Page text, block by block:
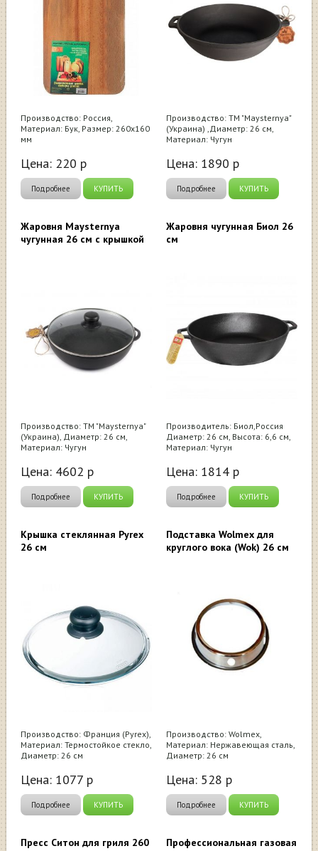
Производство: Россия,
Материал: Бук, Размер: 260х160
мм
Цена: 220 р
Подробнее КУПИТЬ
Производство: ТМ "Maysternya"
(Украина) ,Диаметр: 26 см,
Материал: Чугун
Цена: 1890 р
Подробнее КУПИТЬ
Жаровня Maysternya
чугунная 26 см с крышкой
Производство: ТМ "Maysternya"
(Украина), Диаметр: 26 см,
Материал: Чугун
Цена: 4602 р
Подробнее КУПИТЬ
Жаровня чугунная Биол 26
см
Производитель: Биол,Россия
Диаметр: 26 см, Высота: 6,6 см,
Материал: Чугун
Цена: 1814 р
Подробнее КУПИТЬ
Крышка стеклянная Pyrex
26 см
Производство: Франция (Pyrex),
Материал: Термостойкое стекло,
Диаметр: 26 см
Цена: 1077 р
Подробнее КУПИТЬ
Подставка Wolmex для
круглого вока (Wok) 26 см
Производство: Wolmex,
Материал: Нержавеющая сталь,
Диаметр: 26 см
Цена: 528 р
Подробнее КУПИТЬ
Пресс Ситон для гриля 260
Профессиональная газовая